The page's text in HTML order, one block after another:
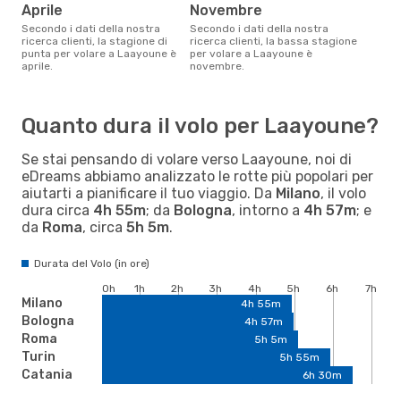
aprile
Secondo i dati della nostra
ricerca clienti, la stagione di
punta per volare a Laayoune è
aprile.
novembre
Secondo i dati della nostra
ricerca clienti, la bassa stagione
per volare a Laayoune è
novembre.
Quanto dura il volo per Laayoune?
Se stai pensando di volare verso Laayoune, noi di
eDreams abbiamo analizzato le rotte più popolari per
aiutarti a pianificare il tuo viaggio. Da Milano, il volo
dura circa 4h 55m; da Bologna, intorno a 4h 57m; e
da Roma, circa 5h 5m.
Durata del Volo (in ore)
Milano
Bologna
Roma
Turin
Catania
0h 1h 2h 3h 4h 5h 6h
7h
4h 55m
4h 57m
5h 5m
5h 55m
6h 30m